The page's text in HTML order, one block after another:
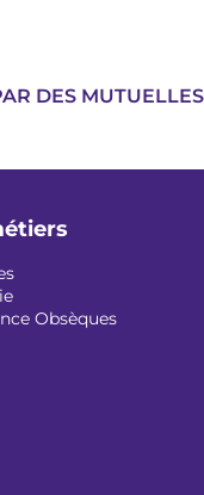
DES MUTUELLES
Obsèques